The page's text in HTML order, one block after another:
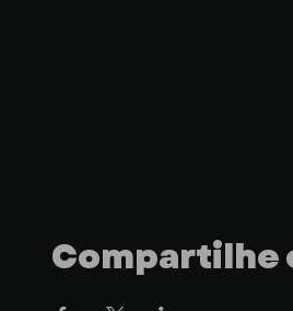
Compartilhe